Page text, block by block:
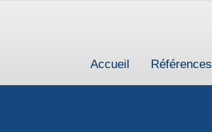
Accueil Références